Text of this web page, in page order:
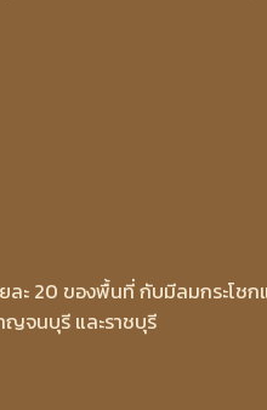
ละ 20 ของพื้นที่ กับมีลมกระโชก
ญจนบุรี และราชบุรี